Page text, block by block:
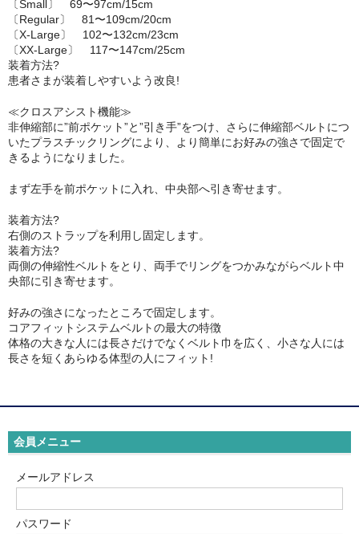
Body Support Systems (ボディーサポートシステム)
MYTREX REBIVE（マイトレックス リバイブ）
〔Small〕 69〜97cm/15cm
〔Regular〕 81〜109cm/20cm
〔X-Large〕 102〜132cm/23cm
〔XX-Large〕 117〜147cm/25cm
装着方法?
患者さまが装着しやすいよう改良!
≪クロスアシスト機能≫
非伸縮部に”前ポケット”と”引き手”をつけ、さらに伸縮部ベルトにつ
いたプラスチックリングにより、より簡単にお好みの強さで固定で
きるようになりました。
まず左手を前ポケットに入れ、中央部へ引き寄せます。
装着方法?
右側のストラップを利用し固定します。
装着方法?
両側の伸縮性ベルトをとり、両手でリングをつかみながらベルト中
央部に引き寄せます。
好みの強さになったところで固定します。
コアフィットシステムベルトの最大の特徴
体格の大きな人には長さだけでなくベルト巾を広く、小さな人には
長さを短くあらゆる体型の人にフィット!
会員メニュー
メールアドレス
パスワード